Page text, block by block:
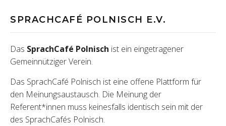
SPRACHCAFÉ POLNISCH E.V.
Das SprachCafé Polnisch ist ein eingetragener
Gemeinnütziger Verein.
Das SprachCafé Polnisch ist eine offene Plattform für
den Meinungsaustausch. Die Meinung der
Referent*innen muss keinesfalls identisch sein mit der
des SprachCafés Polnisch.